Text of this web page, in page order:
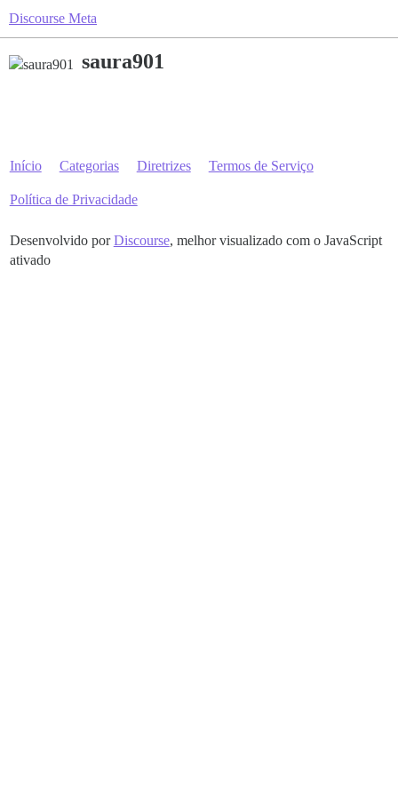
Discourse Meta
saura901
Início Categorias Diretrizes Termos de Serviço
Política de Privacidade
Desenvolvido porDiscourse, melhor visualizado com o JavaScript
ativado